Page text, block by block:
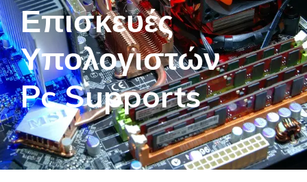
Επισκευές
Υπολογιστών
Pc Supports